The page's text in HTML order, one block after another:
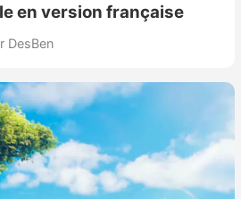
en version française
DesBen